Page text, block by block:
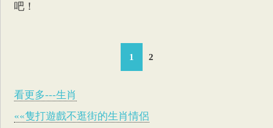
吧！
1 2
看更多---生肖
««隻打遊戲不逛街的生肖情侶